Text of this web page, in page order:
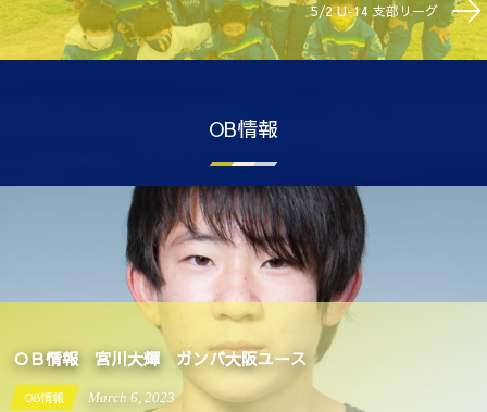
5/2 U-14 支部リーグ
OB情報
ＯＢ情報 宮川大輝 ガンバ大阪ユース
OB情報 March 6, 2023